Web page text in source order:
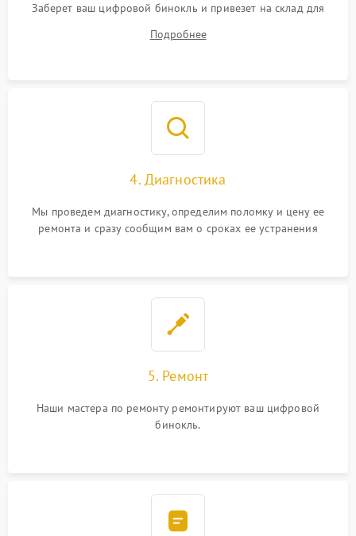
Заберет ваш цифровой бинокль и привезет на склад для
Подробнее
4. Диагностика
Мы проведем диагностику, определим поломку и цену ее
ремонта и сразу сообщим вам о сроках ее устранения
5. Ремонт
Наши мастера по ремонту ремонтируют ваш цифровой
бинокль.